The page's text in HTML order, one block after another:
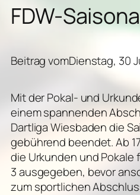
FDW-
Beitrag vomDienstag, 30
Mit der Pokal- und
einem spannenden
Dartliga Wiesbaden die
gebührend beendet. Ab
die Urkunden und Pokale
3 ausgegeben, bevor
zum sportlichen